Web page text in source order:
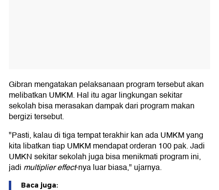
Gibran mengatakan pelaksanaan program tersebut akan
melibatkan UMKM. Hal itu agar lingkungan sekitar
sekolah bisa merasakan dampak dari program makan
bergizi tersebut.
"Pasti, kalau di tiga tempat terakhir kan ada UMKM yang
kita libatkan tiap UMKM mendapat orderan 100 pak. Jadi
UMKN sekitar sekolah juga bisa menikmati program ini,
jadi multipliereffect-nya luar biasa," ujarnya.
Baca juga: